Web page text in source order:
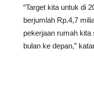
“Target kita untuk di
berjumlah Rp.4,7
pekerjaan rumah
bulan ke depan,”